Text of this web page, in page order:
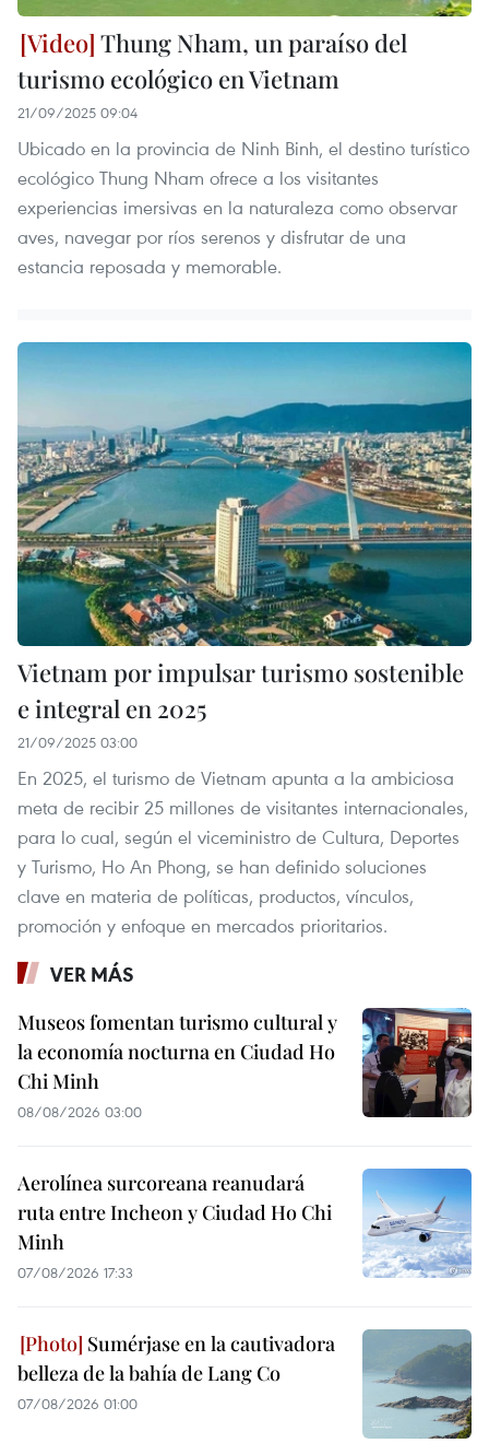
Thung Nham, un paraíso del
turismo ecológico en Vietnam
21/09/2025 09:04
Ubicado en la provincia de Ninh Binh, el destino turístico
ecológico Thung Nham ofrece a los visitantes
experiencias imersivas en la naturaleza como observar
aves, navegar por ríos serenos y disfrutar de una
estancia reposada y memorable.
Vietnam por impulsar turismo sostenible
e integral en 2025
21/09/2025 03:00
En 2025, el turismo de Vietnam apunta a la ambiciosa
meta de recibir 25 millones de visitantes internacionales,
para lo cual, según el viceministro de Cultura, Deportes
y Turismo, Ho An Phong, se han definido soluciones
clave en materia de políticas, productos, vínculos,
promoción y enfoque en mercados prioritarios.
VER MÁS
Museos fomentan turismo cultural y
la economía nocturna en Ciudad Ho
Chi Minh
08/08/2026 03:00
Aerolínea surcoreana reanudará
ruta entre Incheon y Ciudad Ho Chi
Minh
07/08/2026 17:33
Sumérjase en la cautivadora
belleza de la bahía de Lang Co
07/08/2026 01:00